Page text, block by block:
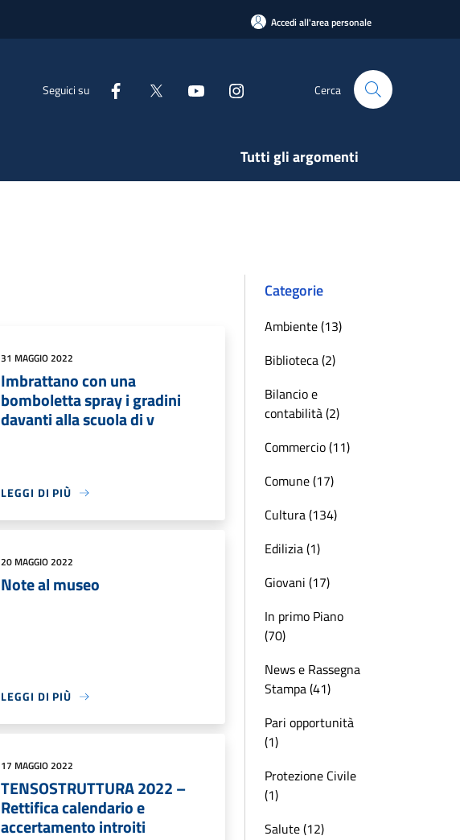
Accedi all'area personale
Seguici su Cerca
Tutti gli argomenti
31 MAGGIO 2022
Imbrattano con una
bomboletta spray i gradini
davanti alla scuola di v
LEGGI DI PIÙ
20 MAGGIO 2022
Note al museo
LEGGI DI PIÙ
17 MAGGIO 2022
TENSOSTRUTTURA 2022 –
Rettifica calendario e
accertamento introiti
Categorie
Ambiente (13)
Biblioteca (2)
Bilancio e
contabilità (2)
Commercio (11)
Comune (17)
Cultura (134)
Edilizia (1)
Giovani (17)
In primo Piano
(70)
News e Rassegna
Stampa (41)
Pari opportunità
(1)
Protezione Civile
(1)
Salute (12)